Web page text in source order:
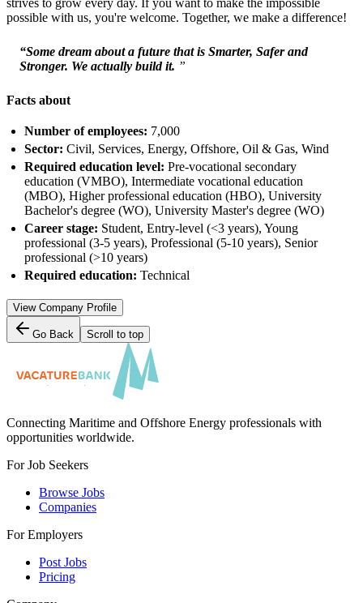
strives to grow every day. If you want to make the impossible
possible with us, you're welcome. Together, we make a difference!
“Some dream about a future that is Smarter, Safer and
Stronger. We actually build it. ”
Facts about
Number of employees: 7,000
Sector: Civil, Services, Energy, Offshore, Oil & Gas, Wind
Required education level: Pre-vocational secondary
education (VMBO), Intermediate vocational education
(MBO), Higher professional education (HBO), University
Bachelor's degree (WO), University Master's degree (WO)
Career stage: Student, Entry-level (<3 years), Young
professional (3-5 years), Professional (5-10 years), Senior
professional (>10 years)
Required education:Technical
View Company Profile
Go Back Scroll to top
Connecting Maritime and Offshore Energy professionals with
opportunities worldwide.
For Job Seekers
Browse Jobs
Companies
For Employers
Post Jobs
Pricing